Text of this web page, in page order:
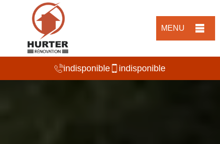
MENU
indisponible indisponible